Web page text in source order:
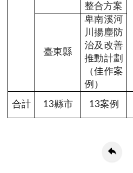
整合方案
臺東縣
卑南溪河
川揚塵防
治及改善
推動計劃
（佳作案
例）
合計 13縣市 13案例